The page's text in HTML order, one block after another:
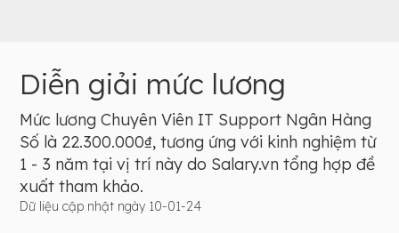
Diễn giải mức lương
Mức lương Chuyên Viên IT Support Ngân Hàng
Số là 22.300.000₫, tương ứng với kinh nghiệm từ
1 - 3 năm tại vị trí này do Salary.vn tổng hợp đề
xuất tham khảo.
Dữ liệu cập nhật ngày 10-01-24